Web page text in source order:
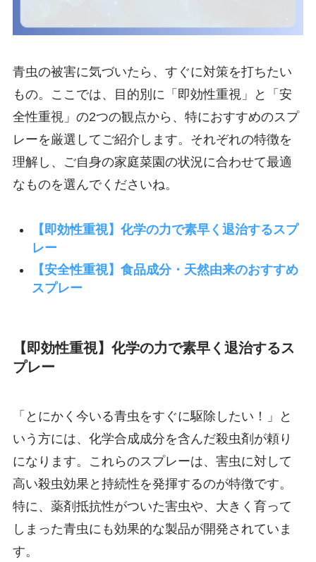
青虫の被害に気づいたら、すぐに対策を打ちたい
もの。ここでは、目的別に「即効性重視」と「安
全性重視」の2つの観点から、特におすすめのスプ
レーを厳選してご紹介します。それぞれの特徴を
理解し、ご自身の家庭菜園の状況に合わせて最適
なものを選んでくださいね。
【即効性重視】化学の力で素早く退治するスプ
レー
【安全性重視】食品成分・天然由来のおすすめ
スプレー
【即効性重視】化学の力で素早く退治するス
プレー
「とにかく今いる青虫をすぐに駆除したい！」と
いう方には、化学合成成分を含んだ殺虫剤が頼り
になります。これらのスプレーは、害虫に対して
高い殺虫効果と持続性を発揮するのが特徴です。
特に、薬剤抵抗性がついた害虫や、大きく育って
しまった青虫にも効果的な製品が開発されていま
す。